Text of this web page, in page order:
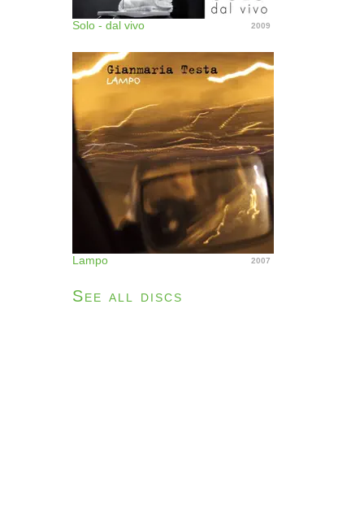
Solo - dal vivo 2009
Lampo 2007
See all discs